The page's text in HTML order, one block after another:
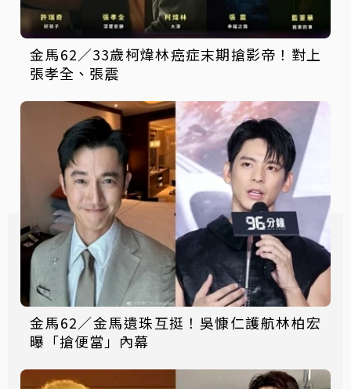
金馬62／33歲柯煒林癌症末期搶影帝！對上
張孝全、張震
金馬62／金馬遺珠互挺！吳慷仁護航林柏宏
曝「搶便當」內幕